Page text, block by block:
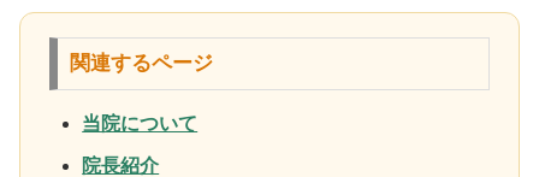
関連するページ
当院について
院長紹介